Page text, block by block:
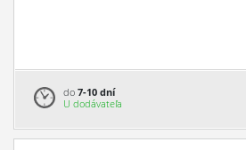
do 7-10 dní
U dodávateľa